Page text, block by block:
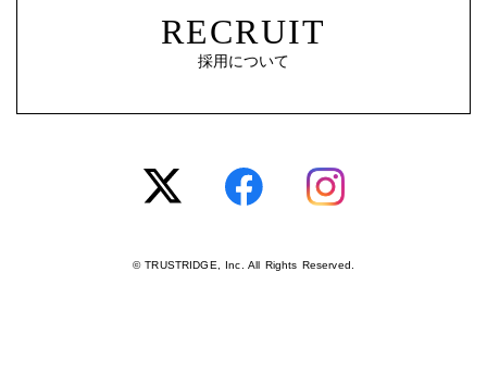
RECRUIT
採用について
© TRUSTRIDGE, Inc. All Rights Reserved.